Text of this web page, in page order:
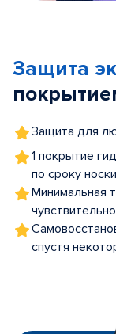
5
Защита
Защита для
1 покрытие
по сроку носки
Минимальная
спустя